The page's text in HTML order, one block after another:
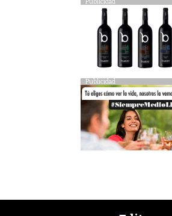
Publicidad
Publicidad